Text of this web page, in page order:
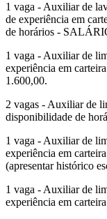
1 vaga - Auxiliar de
de experiência em
de horários -
1 vaga - Auxiliar de
experiência em
1.600,00.
2 vagas - Auxiliar de
disponibilidade de
1 vaga - Auxiliar de
experiência em
(apresentar histórico
1 vaga - Auxiliar de
experiência em